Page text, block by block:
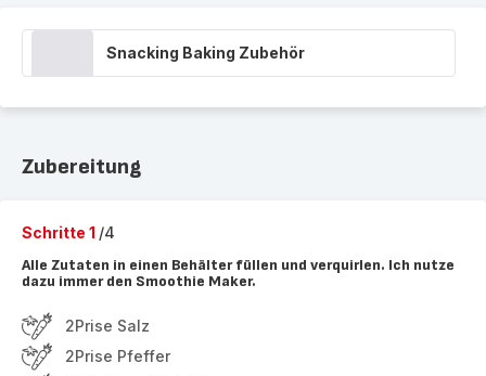
Snacking Baking Zubehör
Zubereitung
Schritte 1 /4
Alle Zutaten in einen Behälter füllen und verquirlen. Ich nutze
dazu immer den Smoothie Maker.
2Prise Salz
2Prise Pfeffer